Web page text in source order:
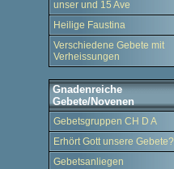
unser und 15 Ave
Heilige Faustina
Verschiedene Gebete mit
Verheissungen
Gnadenreiche
Gebete/Novenen
Gebetsgruppen CH D A
Erhört Gott unsere Gebete?
Gebetsanliegen